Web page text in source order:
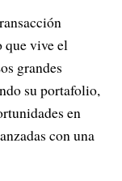
que vive el
grandes
su portafolio,
en
con una